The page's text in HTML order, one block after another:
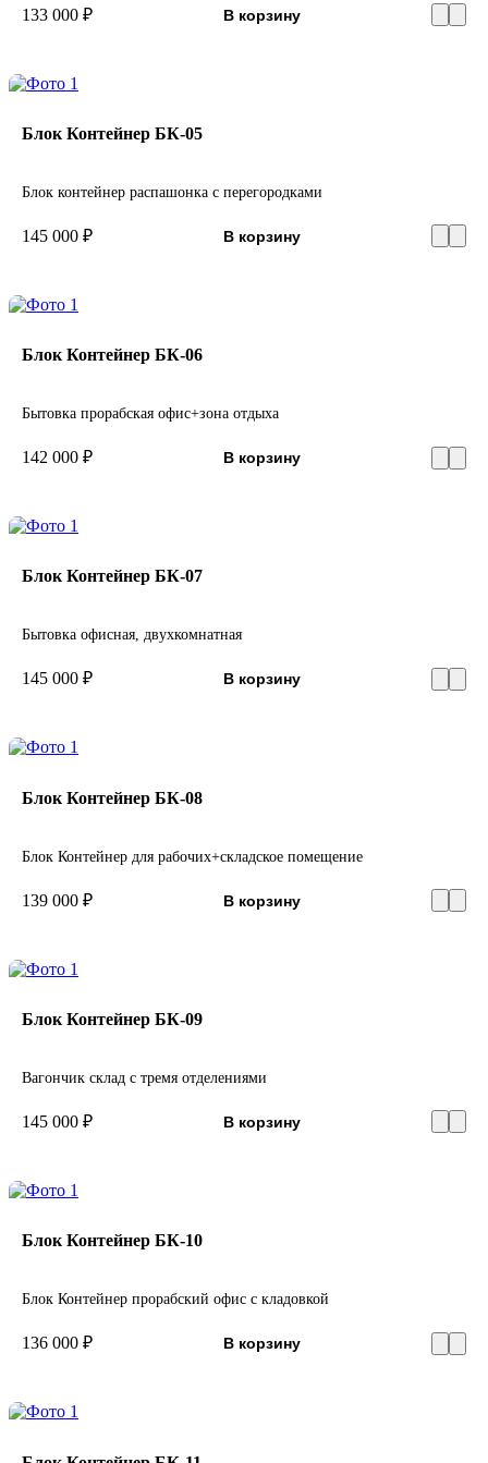
133 000 ₽ В корзину
Блок Контейнер БК-05
Блок контейнер распашонка с перегородками
145 000 ₽ В корзину
Блок Контейнер БК-06
Бытовка прорабская офис+зона отдыха
142 000 ₽ В корзину
Блок Контейнер БК-07
Бытовка офисная, двухкомнатная
145 000 ₽ В корзину
Блок Контейнер БК-08
Блок Контейнер для рабочих+складское помещение
139 000 ₽ В корзину
Блок Контейнер БК-09
Вагончик склад с тремя отделениями
145 000 ₽ В корзину
Блок Контейнер БК-10
Блок Контейнер прорабский офис с кладовкой
136 000 ₽ В корзину